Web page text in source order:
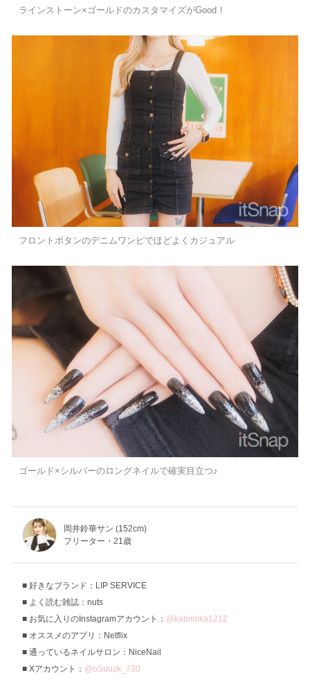
ラインストーン×ゴールドのカスタマイズがGood！
フロントボタンのデニムワンピでほどよくカジュアル
ゴールド×シルバーのロングネイルで確実目立つ♪
岡井鈴華サン (152cm)
フリーター・21歳
好きなブランド：LIP SERVICE
よく読む雑誌：nuts
お気に入りのInstagramアカウント： @katomika1212
オススメのアプリ：Netflix
通っているネイルサロン：NiceNail
Xアカウント： @oSuuzk_730